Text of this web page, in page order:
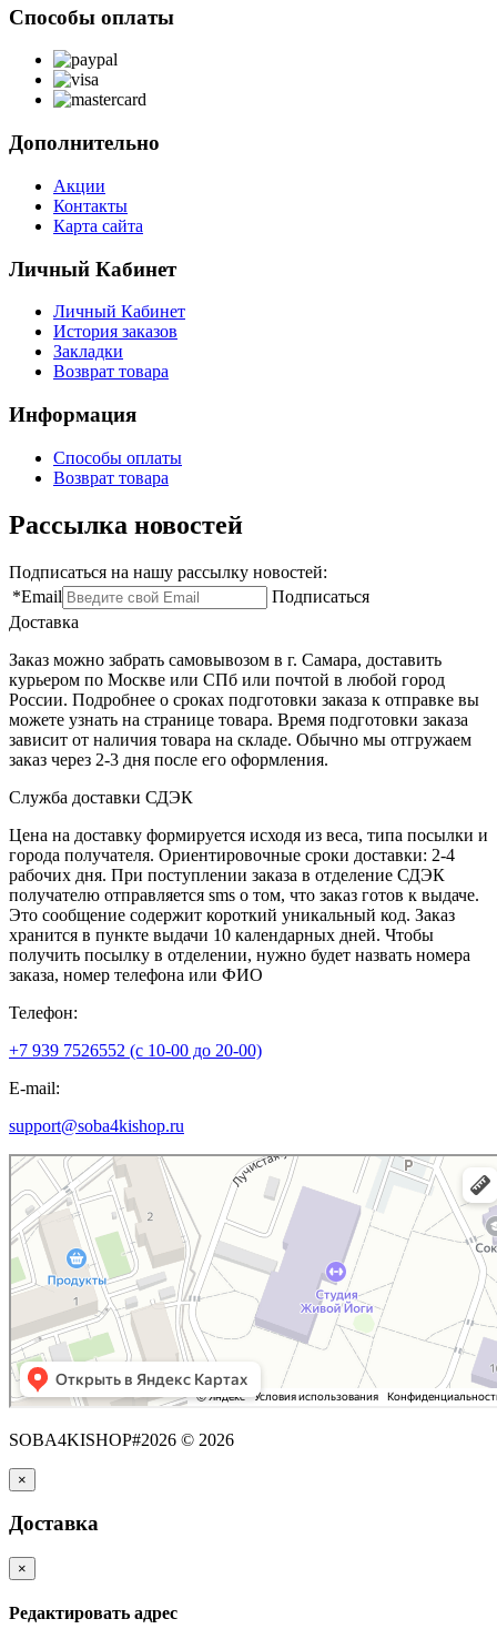
Способы оплаты
Дополнительно
Акции
Контакты
Карта сайта
Личный Кабинет
Личный Кабинет
История заказов
Закладки
Возврат товара
Информация
Способы оплаты
Возврат товара
Рассылка новостей
Подписаться на нашу рассылку новостей:
*Email
Подписаться
Доставка
Заказ можно забрать самовывозом в г. Самара, доставить
курьером по Москве или СПб или почтой в любой город
России. Подробнее о сроках подготовки заказа к отправке вы
можете узнать на странице товара. Время подготовки заказа
зависит от наличия товара на складе. Обычно мы отгружаем
заказ через 2-3 дня после его оформления.
Служба доставки СДЭК
Цена на доставку формируется исходя из веса, типа посылки и
города получателя. Ориентировочные сроки доставки: 2-4
рабочих дня. При поступлении заказа в отделение СДЭК
получателю отправляется sms о том, что заказ готов к выдаче.
Это сообщение содержит короткий уникальный код. Заказ
хранится в пункте выдачи 10 календарных дней. Чтобы
получить посылку в отделении, нужно будет назвать номера
заказа, номер телефона или ФИО
Телефон:
+7 939 7526552 (с 10-00 до 20-00)
E-mail:
support@soba4kishop.ru
SOBA4KISHOP#2026 © 2026
×
Доставка
×
Редактировать адрес